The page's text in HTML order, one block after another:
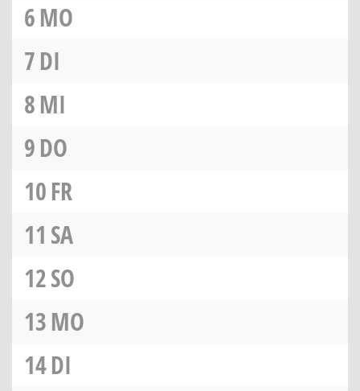
6MO
7DI
8MI
9DO
10FR
11 SA
12SO
13MO
14DI